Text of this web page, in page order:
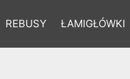
REBUSY ŁAMIGŁÓWKI